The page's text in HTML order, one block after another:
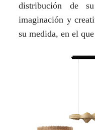
distribución de
imaginación y
su medida, en el